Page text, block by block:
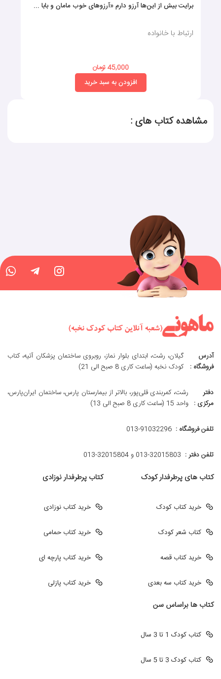
برایت بیش از این‌ها آرزو دارم «آرزوهای خوب مامان و بابا ...
ارتباط با خانواده
45,000 تومان
افزودن به سبد خرید
مشاهده کتاب های :
آدرس
فروشگاه :
گیلان، رشت، ابتدای بلوار نماز، روبروی ساختمان پزشکان آتیه، کتاب
کودک نخبه (ساعت کاری 8 صبح الی 21)
دفتر
مرکزی :
رشت، کمربندی قلی‌پور، بالاتر از بیمارستان پارس، ساختمان ایران‌پارس،
واحد 15 (ساعت کاری 8 صبح الی 13)
تلفن فروشگاه : 013-91032296
تلفن دفتر : 013-32015803 و 32015804-013
کتاب های پرطرفدار کودک
خرید کتاب کودک
کتاب شعر کودک
خرید کتاب قصه
خرید کتاب سه بعدی
کتاب پرطرفدار نوزادی
خرید کتاب نوزادی
خرید کتاب حمامی
خرید کتاب پارچه ای
خرید کتاب پازلی
کتاب ها براساس سن
کتاب کودک 1 تا 3 سال
کتاب کودک 3 تا 5 سال